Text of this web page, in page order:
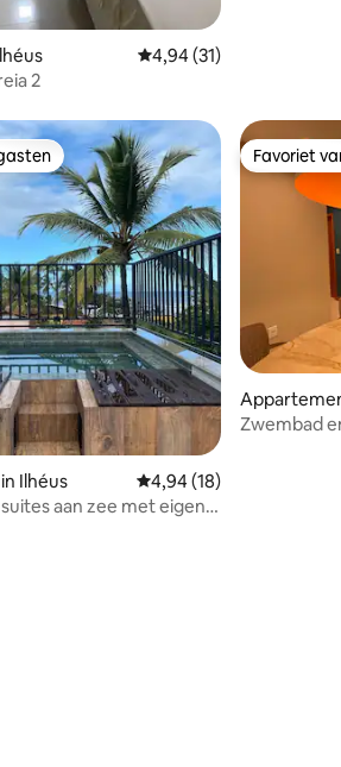
Gemiddelde beoordeling
4,94 (31)
2
van 5 uit 5, 7 recensies
Ilhéus Gemiddelde beoordeling
4,94 (18)
aan zee met eigen
Favoriet
Favoriet
Zwembad